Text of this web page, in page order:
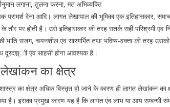
लगाना, तुलना करना, मत अभिव्यक्ति
परामर्श देना आदि। लागत लेखापाल की भूमिका एक इतिहासकार,
के तौर पर होती है। उसे इतिहासकार की तरह सतर्क सही परिश्रमी एंव
भांति सजग, चयनशील एंव सारगर्भित तथा भविष्य-वक्ता की तरह
दूरदश्र्ाी एंव साहसी होना आवश्यक है।
का क्षेत्र
का क्षेत्र अधिक विस्तृत हो जाने के कारण ही लागत लेखांकन का
है। इसका प्रमुख कारण यह है कि लागत एंव लाभ या आय सम्बन्धी